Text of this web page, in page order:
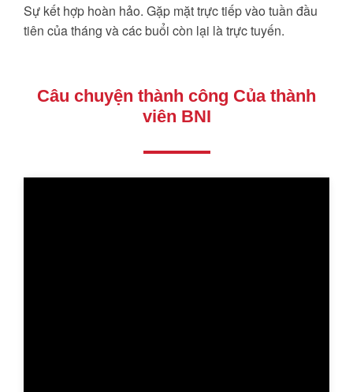
Sự kết hợp hoàn hảo. Gặp mặt trực tiếp vào tuần đầu
tiên của tháng và các buổi còn lại là trực tuyến.
Câu chuyện thành công Của thành
viên BNI